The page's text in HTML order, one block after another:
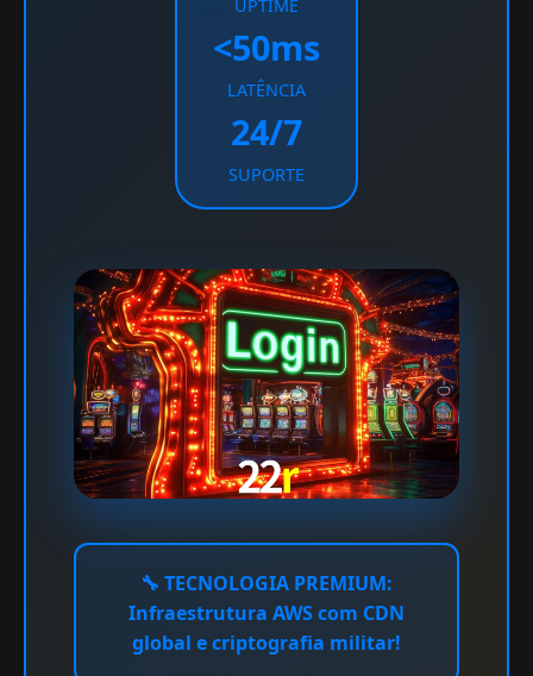
UPTIME
<50ms
LATÊNCIA
24/7
SUPORTE
🔧 TECNOLOGIA PREMIUM:
Infraestrutura AWS com CDN
global e criptografia militar!